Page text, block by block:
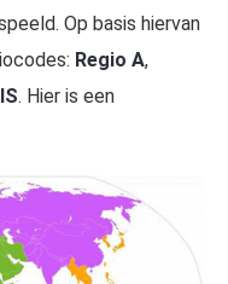
Op basis hiervan
Regio A,
. Hier is een